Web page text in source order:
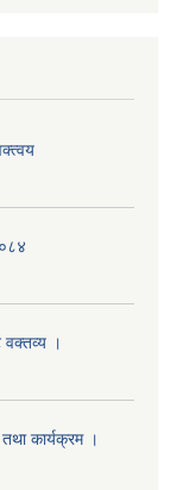
वक्तव्य ।
कार्यक्रम ।